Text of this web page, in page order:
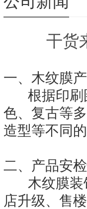
干货
一、木纹膜
根据印刷
色、复古等
造型等不同
二、产品安
木纹膜装
店升级、售